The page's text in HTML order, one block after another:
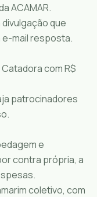
ACAMAR.
que
e-mail resposta.
com R$
patrocinadores
e
contra própria, a
coletivo, com